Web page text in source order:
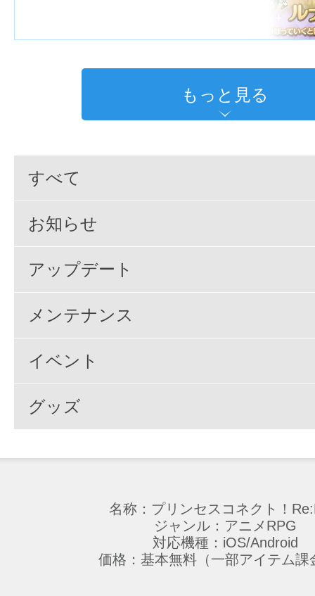
もっと見る
すべて
お知らせ
アップデート
メンテナンス
イベント
グッズ
名称：プリンセスコネクト！
ジャンル：アニメRPG
対応機種：iOS/Android
価格：基本無料（一部アイテム課